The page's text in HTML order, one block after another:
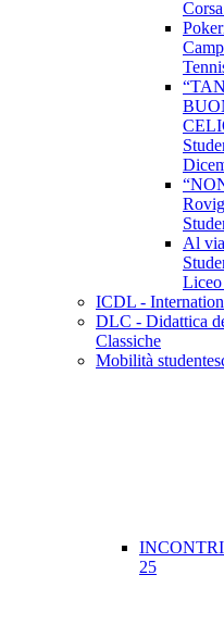
Al
ICDL -
DLC - Didattica
Classiche
Mobilità
25